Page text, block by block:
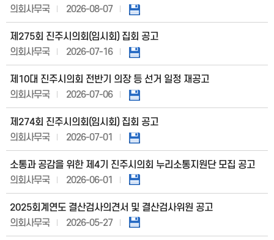
의회사무국
2026-08-07
제275회 진주시의회(임시회) 집회 공고
의회사무국
2026-07-16
제10대 진주시의회 전반기 의장 등 선거 일정 재공고
의회사무국
2026-07-06
제274회 진주시의회(임시회) 집회 공고
의회사무국
2026-07-01
소통과 공감을 위한 제4기 진주시의회 누리소통지원단 모집 공고
의회사무국
2026-06-01
2025회계연도 결산검사의견서 및 결산검사위원 공고
의회사무국
2026-05-27